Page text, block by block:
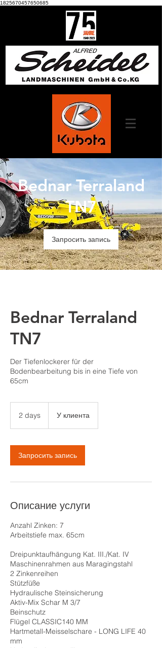
1825670457650685
Bednar Terraland
TN7
Запросить запись
Bednar Terraland
TN7
Der Tiefenlockerer für der
Bodenbearbeitung bis in eine Tiefe von
65cm
2 days
y
s
У клиента
Запросить запись
Описание услуги
Anzahl Zinken: 7
Arbeitstiefe max. 65cm
Dreipunktaufhängung Kat. III./Kat. IV
Maschinenrahmen aus Maragingstahl
2 Zinkenreihen
Stützfüße
Hydraulische Steinsicherung
Aktiv-Mix Schar M 3/7
Beinschutz
Flügel CLASSIC140 MM
Hartmetall-Meisselschare - LONG LIFE 40
mm